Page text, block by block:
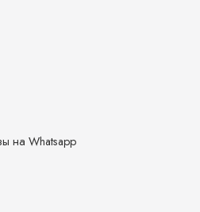
на Whatsapp